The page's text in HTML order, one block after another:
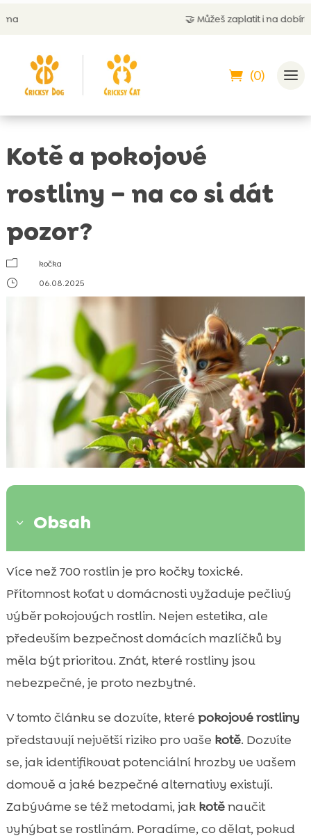
Můžeš zaplatit i na dobírku
(0)
Kotě a pokojové
rostliny – na co si dát
pozor?
m
kočka
}
06.08.2025
3 Obsah

Proč jsou některé pokojové rostliny pro kotě
nebezpečné?
 Nejčastěji nebezpečné pokojové rostliny
Jak identifikovat nebezpečné rostliny ve
vašem domově
Bezpečné alternativy k nebezpečným
Jak vycvičit kotě, aby se vyhýbalo
rostlinám

Co dělat, když kotě sní nebezpečnou
rostlinu?
 Prevence: Jak ochránit kotě před
nebezpečnými rostlinami
Více než 700 rostlin je pro kočky toxické.
Přítomnost koťat v domácnosti vyžaduje pečlivý
výběr pokojových rostlin. Nejen estetika, ale
především bezpečnost domácích mazlíčků by
měla být prioritou. Znát, které rostliny jsou
nebezpečné, je proto nezbytné.
V tomto článku se dozvíte, které pokojové rostliny
představují největší riziko pro vaše kotě. Dozvíte
se, jak identifikovat potenciální hrozby ve vašem
domově a jaké bezpečné alternativy existují.
Zabýváme se též metodami, jak kotěnaučit
vyhýbat se rostlinám. Poradíme, co dělat, pokud